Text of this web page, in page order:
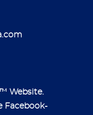
Website.
Facebook-